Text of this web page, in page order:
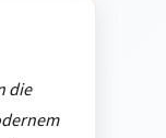
die